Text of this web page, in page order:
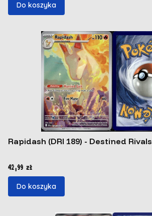
Do koszyka
Rapidash (DRI 189) - Destined Rivals
Cena
42,99 zł
Do koszyka